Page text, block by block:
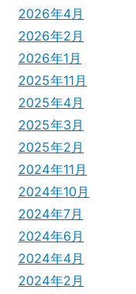
2026年4月
2026年2月
2026年1月
2025年11月
2025年4月
2025年3月
2025年2月
2024年11月
2024年10月
2024年7月
2024年6月
2024年4月
2024年2月